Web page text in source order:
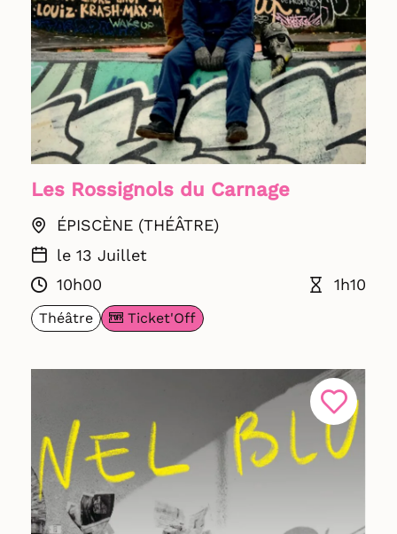
Les Rossignols du Carnage
ÉPISCÈNE (THÉÂTRE)
le 13 Juillet
10h00
1h10
Théâtre Ticket'Off